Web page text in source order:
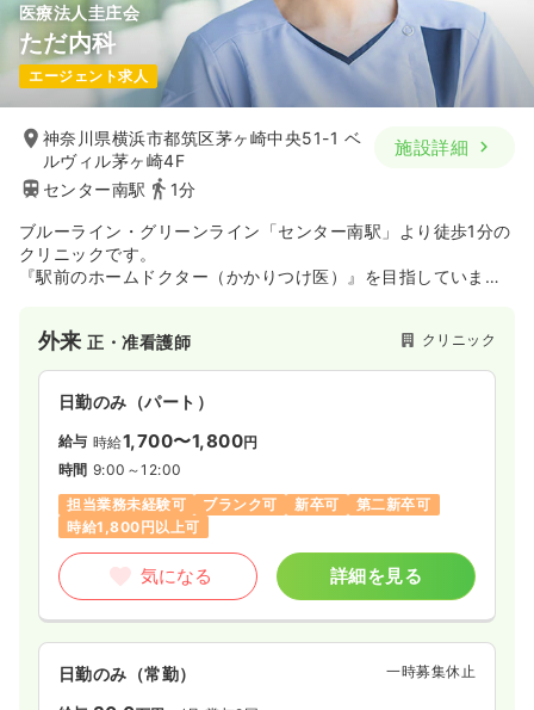
医療法人圭庄会
ただ内科
エージェント求人
神奈川県横浜市都筑区茅ヶ崎中央51-1 ベ
ルヴィル茅ヶ崎4F
センター南駅
1分
施設詳細
ブルーライン・グリーンライン「センター南駅」より徒歩1分の
クリニックです。
『駅前のホームドクター（かかりつけ医）』を目指していま
外来正・准看護師 クリニック
日勤のみ（パート）
給与 時給1,700〜1,800円
時間 9:00～12:00
担当業務未経験可
ブランク可 新卒可
第二新卒可
時給1,800円以上可
気になる 詳細を見る
日勤のみ（常勤） 一時募集休止